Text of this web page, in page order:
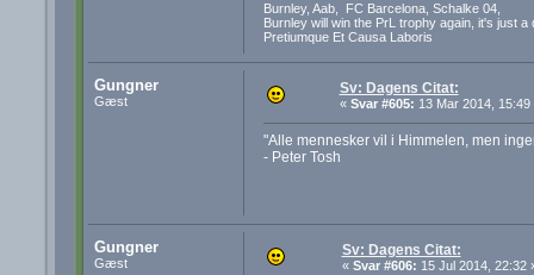
Burnley, Aab, FC Barcelona, Schalke 04,
Burnley will win the PrL trophy again, it's just a
Pretiumque Et Causa Laboris
Gungner
Gæst
Sv: Dagens Citat:
« Svar #605: 13 Mar 2014, 15:49
"Alle mennesker vil i Himmelen, men
- Peter Tosh
Gungner
Gæst
Sv: Dagens Citat:
« Svar #606: 15 Jul 2014, 22:32